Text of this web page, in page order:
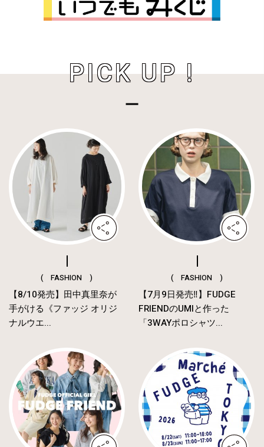
PICK UP !
( FASHION )
【8/10発売】田中真里奈が
手がける《ファッジ オリジ
ナルウエ...
( FASHION )
【7月9日発売‼︎】FUDGE
FRIENDのUMIと作った
「3WAYポロシャツ...